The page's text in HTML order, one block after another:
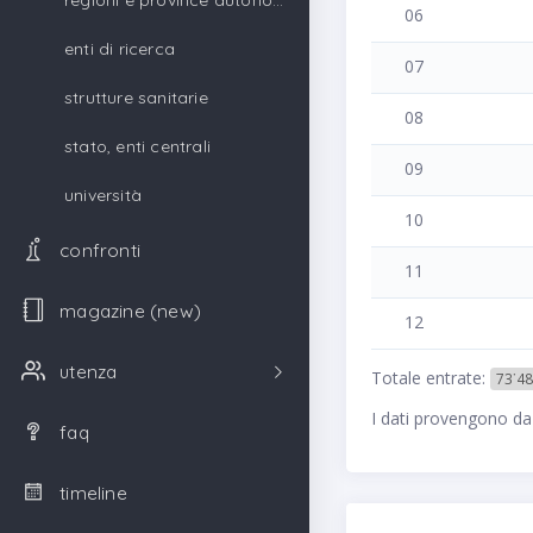
enti di ricerca
strutture sanitarie
stato, enti centrali
università
confronti
magazine (new)
utenza
faq
timeline
06
07
08
09
10
11
12
Totale entrate:
I dati provengono